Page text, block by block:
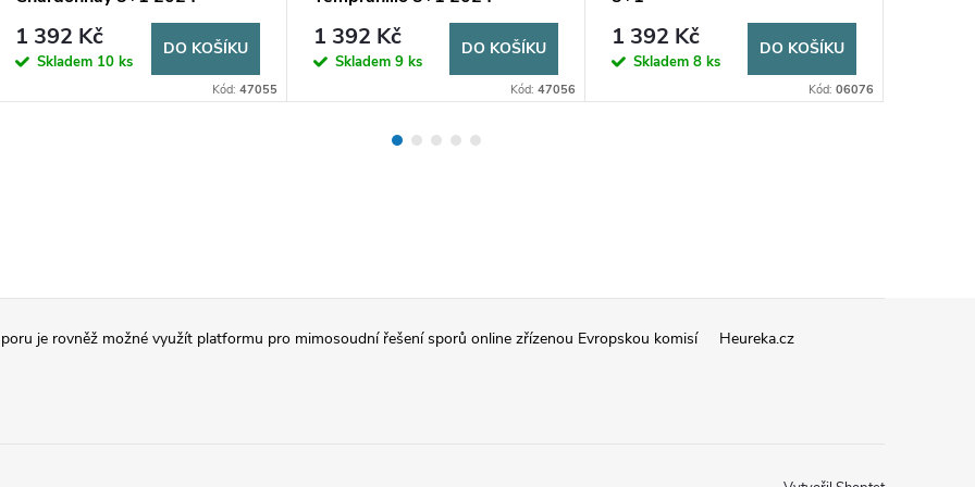
1 392 Kč
Skladem 10 ks
DO KOŠÍKU
Kód: 47055
1 392 Kč
Skladem 9 ks
DO KOŠÍKU
Kód: 47056
1 392 Kč
Skladem 8 ks
DO KOŠÍKU
Kód: 06076
je rovněž možné využít platformu pro mimosoudní řešení sporů online zřízenou Evropskou komisí Heureka.cz